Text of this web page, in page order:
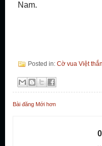
Nam.
Posted in: Cờ vua Việt
Bài đăng Mới hơn